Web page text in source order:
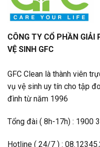
CÔNG TY CỔ PHẦN GIẢI
VỆ SINH GFC
GFC Clean là thành viên
vụ vệ sinh uy tín cho tập
đình từ năm 1996
Tổng đài ( 8h-17h) : 1900
Hotline ( 24/7 ) :